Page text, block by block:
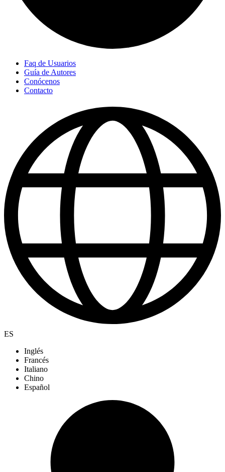
Faq de Usuarios
Guía de Autores
Conócenos
Contacto
ES
Inglés
Francés
Italiano
Chino
Español